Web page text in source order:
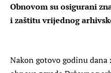
Obnovom su osigurani
i zaštitu vrijednog
Nakon gotovo godinu dana